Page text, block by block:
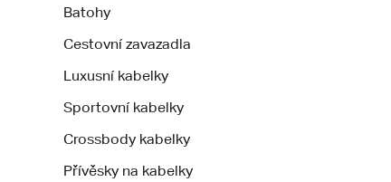
Batohy
Cestovní zavazadla
Luxusní kabelky
Sportovní kabelky
Crossbody kabelky
Přívěsky na kabelky